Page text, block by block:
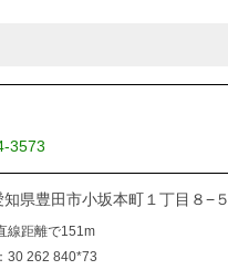
3573
県豊田市小坂本町１丁目８−５
線距離で151m
30 262 840*73